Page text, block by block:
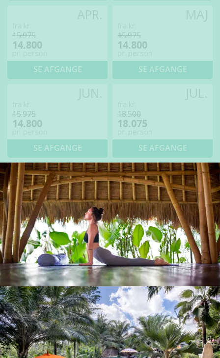
15.975
14.800
SE AFGANGE
15.975
14.800
SE AFGANGE
15.975
14.800
SE AFGANGE
18.500
18.075
SE AFGANGE